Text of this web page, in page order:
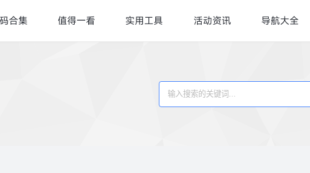
合集 值得一看 实用工具 活动资讯 导航大全